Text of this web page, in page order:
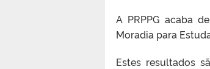
A PRPPG acaba
Moradia para
Estes resultados